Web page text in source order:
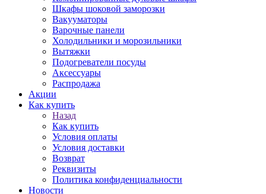
Шкафы шоковой заморозки
Вакууматоры
Варочные панели
Холодильники и морозильники
Вытяжки
Подогреватели посуды
Аксессуары
Распродажа
Акции
Как купить
Назад
Как купить
Условия оплаты
Условия доставки
Возврат
Реквизиты
Политика конфиденциальности
Новости